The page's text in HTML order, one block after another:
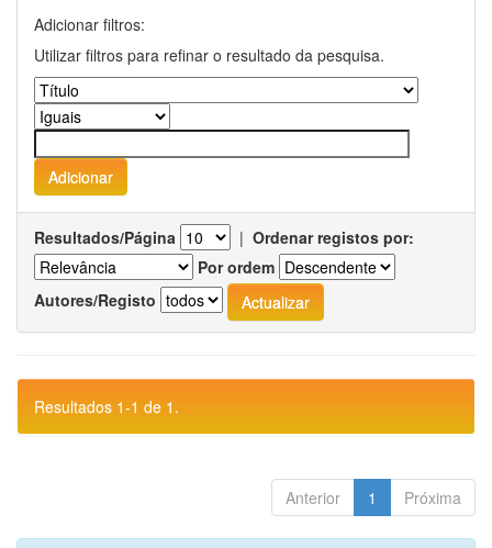
Adicionar filtros:
Utilizar filtros para refinar o resultado da pesquisa.
Resultados/Página | Ordenar registos por:
Por ordem
Autores/Registo
Resultados 1-1 de 1.
Anterior 1 Próxima